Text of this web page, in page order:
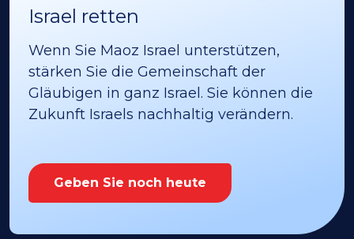
Israel retten
Wenn Sie Maoz Israel unterstützen,
stärken Sie die Gemeinschaft der
Gläubigen in ganz Israel. Sie können die
Zukunft Israels nachhaltig verändern.
Geben Sie noch heute